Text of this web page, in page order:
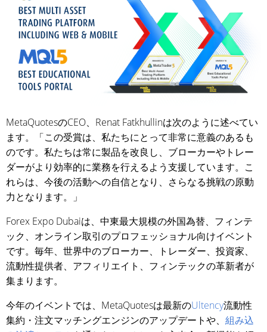
MetaQuotesのCEO、Renat Fatkhullinは次のように述べてい
ます。「この受賞は、私たちにとって非常に意義のあるも
のです。私たちは常に製品を改良し、ブローカーやトレー
ダーがより効率的に業務を行えるよう支援しています。こ
れらは、今後の活動への自信となり、さらなる挑戦の原動
力となります。」
Forex Expo Dubaiは、中東最大規模の外国為替、フィンテ
ック、オンライン取引のプロフェッショナル向けイベント
です。毎年、世界中のブローカー、トレーダー、投資家、
流動性提供者、アフィリエイト、フィンテックの革新者が
集まります。
今年のイベントでは、MetaQuotesは最新のUltency流動性
集約・注文マッチングエンジンのアップデートや、 組み込